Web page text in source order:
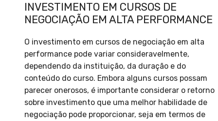
INVESTIMENTO EM CURSOS DE
NEGOCIAÇÃO EM ALTA PERFORMANCE
O investimento em cursos de negociação em alta
performance pode variar consideravelmente,
dependendo da instituição, da duração e do
conteúdo do curso. Embora alguns cursos possam
parecer onerosos, é importante considerar o retorno
sobre investimento que uma melhor habilidade de
negociação pode proporcionar, seja em termos de